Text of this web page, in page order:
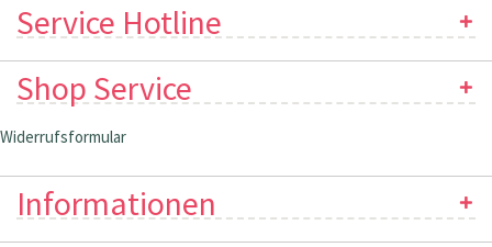
Service Hotline
Shop Service
Widerrufsformular
Informationen